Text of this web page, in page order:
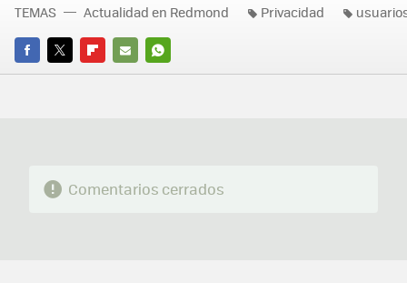
FACEBOOK
TWITTERFLIPBOARD
E-
WHATSAPP
TEMAS Actualidad en Redmond Privacidad
Comentarios cerrados